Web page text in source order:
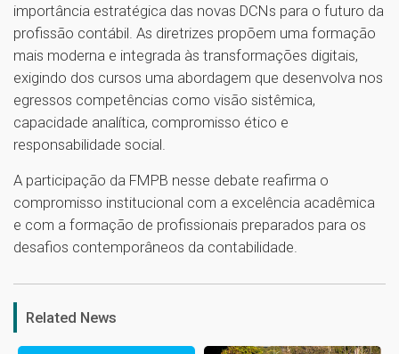
importância estratégica das novas DCNs para o futuro da
profissão contábil. As diretrizes propõem uma formação
mais moderna e integrada às transformações digitais,
exigindo dos cursos uma abordagem que desenvolva nos
egressos competências como visão sistêmica,
capacidade analítica, compromisso ético e
responsabilidade social.
A participação da FMPB nesse debate reafirma o
compromisso institucional com a excelência acadêmica
e com a formação de profissionais preparados para os
desafios contemporâneos da contabilidade.
1
Related News